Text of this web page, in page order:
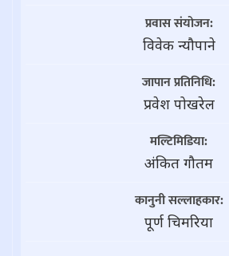
प्रवास संयोजन:
विवेक न्यौपाने
जापान प्रतिनिधि:
प्रवेश पोखरेल
मल्टिमिडिया:
अंकित गौतम
कानुनी सल्लाहकार:
पूर्ण चिमरिया